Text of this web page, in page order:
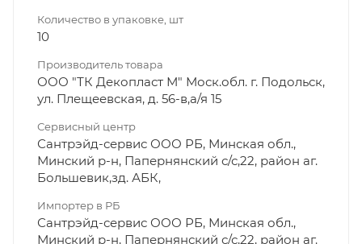
Количество в упаковке, шт
10
Производитель товара
ООО "ТК Декопласт М" Моск.обл. г. Подольск,
ул. Плещеевская, д. 56-в,а/я 15
Сервисный центр
Сантрэйд-сервис ООО РБ, Минская обл.,
Минский р-н, Папернянский с/с,22, район аг.
Большевик,зд. АБК,
Импортер в РБ
Сантрэйд-сервис ООО РБ, Минская обл.,
Минский р-н, Папернянский с/с,22, район аг.